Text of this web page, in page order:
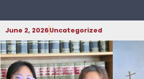
June 2, 2026Uncategorized